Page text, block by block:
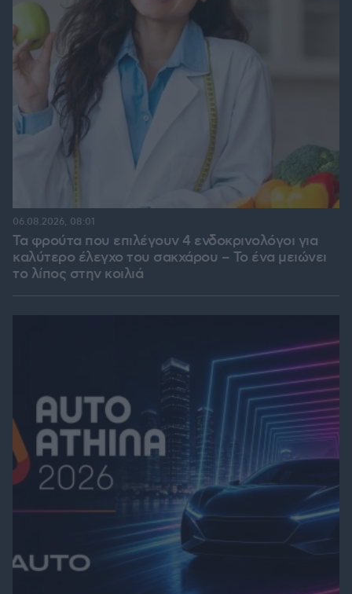
Τα φρούτα που επιλέγουν 4 ενδοκρινολόγοι για
καλύτερο έλεγχο του σακχάρου – Το ένα μειώνει
το λίπος στην κοιλιά
06.08.2026, 08:01